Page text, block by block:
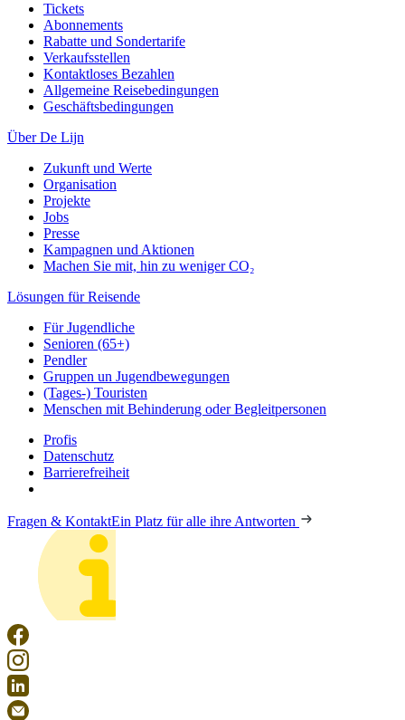
Tickets
Abonnements
Rabatte und Sondertarife
Verkaufsstellen
Kontaktloses Bezahlen
Allgemeine Reisebedingungen
Geschäftsbedingungen
Über De Lijn
Zukunft und Werte
Organisation
Projekte
Jobs
Presse
Kampagnen und Aktionen
Machen Sie mit, hin zu weniger CO₂
Lösungen für Reisende
Für Jugendliche
Senioren (65+)
Pendler
Gruppen un Jugendbewegungen
(Tages-) Touristen
Menschen mit Behinderung oder Begleitpersonen
Profis
Datenschutz
Barrierefreiheit
Fragen & KontaktEin Platz für alle ihre Antworten